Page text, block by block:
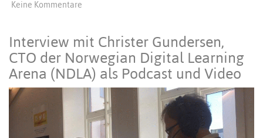
Keine Kommentare
Interview mit Christer Gundersen,
CTO der Norwegian Digital Learning
Arena (NDLA) als Podcast und Video